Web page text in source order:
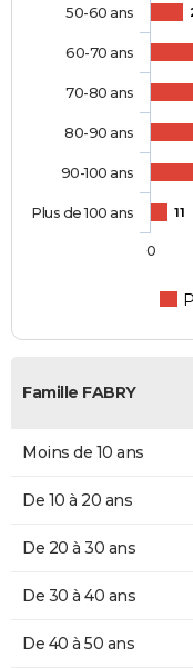
11
50-60 ans
60-70 ans
70-80 ans
80-90 ans
90-100 ans
Plus de 100 ans
0
Famille FABRY
Moins de 10 ans
De 10 à 20 ans
De 20 à 30 ans
De 30 à 40 ans
De 40 à 50 ans